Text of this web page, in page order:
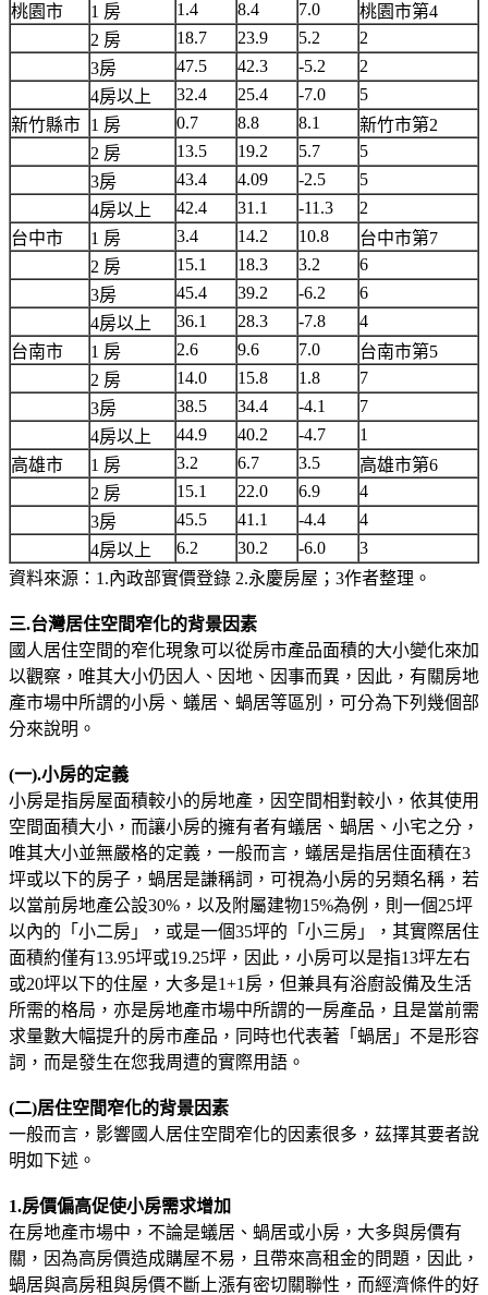
桃園市 1 房 1.4 8.4 7.0
桃園市第4
2 房
18.7 23.9 5.2
2
3房
47.5 42.3 -5.2
2
4房以上
32.4 25.4 -7.0
5
新竹縣市 1 房 0.7 8.8 8.1
新竹市第2
2 房
13.5 19.2 5.7
5
3房
43.4 4.09 -2.5
5
4房以上
42.4 31.1 -11.3
2
台中市
1 房 3.4 14.2 10.8
台中市第7
2 房
15.1 18.3 3.2
6
3房
45.4 39.2 -6.2
6
4房以上
36.1 28.3 -7.8
4
台南市
1 房 2.6 9.6 7.0
台南市第5
2 房
14.0 15.8 1.8
7
3房
38.5 34.4 -4.1
7
4房以上
44.9 40.2 -4.7
1
高雄市
1 房 3.2 6.7 3.5
高雄市第6
2 房
15.1 22.0 6.9
4
3房
45.5 41.1 -4.4
4
4房以上
6.2 30.2 -6.0
3
資料來源：1.內政部實價登錄 2.永慶房屋；3作者整理。
三.台灣居住空間窄化的背景因素
國人居住空間的窄化現象可以從房市產品面積的大小變化來加
以觀察，唯其大小仍因人、因地、因事而異，因此，有關房地
產市場中所謂的小房、蟻居、蝸居等區別，可分為下列幾個部
分來說明。
(一).小房的定義
小房是指房屋面積較小的房地產，因空間相對較小，依其使用
空間面積大小，而讓小房的擁有者有蟻居、蝸居、小宅之分，
唯其大小並無嚴格的定義，一般而言，蟻居是指居住面積在3
坪或以下的房子，蝸居是謙稱詞，可視為小房的另類名稱，若
以當前房地產公設30%，以及附屬建物15%為例，則一個25坪
以內的「小二房」，或是一個35坪的「小三房」，其實際居住
面積約僅有13.95坪或19.25坪，因此，小房可以是指13坪左右
或20坪以下的住屋，大多是1+1房，但兼具有浴廚設備及生活
所需的格局，亦是房地產市場中所謂的一房產品，且是當前需
求量數大幅提升的房市產品，同時也代表著「蝸居」不是形容
詞，而是發生在您我周遭的實際用語。
(二)居住空間窄化的背景因素
一般而言，影響國人居住空間窄化的因素很多，茲擇其要者說
明如下述。
1.房價偏高促使小房需求增加
在房地產市場中，不論是蟻居、蝸居或小房，大多與房價有
關，因為高房價造成購屋不易，且帶來高租金的問題，因此，
蝸居與高房租與房價不斷上漲有密切關聯性，而經濟條件的好